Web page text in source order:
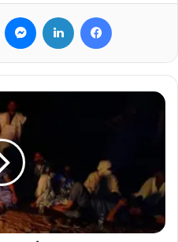
فيسبوك لينكدإن